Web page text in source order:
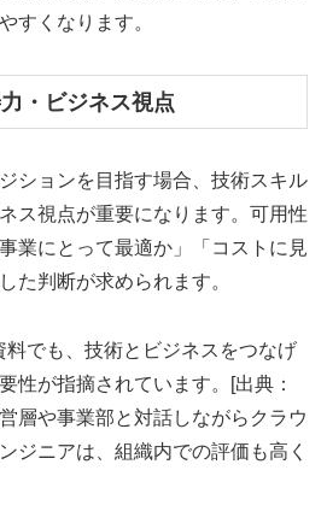
すくなります。
・ビジネス視点
ションを目指す場合、技術スキル
ス視点が重要になります。可用性
業にとって最適か」「コストに見
た判断が求められます。
でも、技術とビジネスをつなげ
性が指摘されています。[出典：
層や事業部と対話しながらクラウ
ジニアは、組織内での評価も高く